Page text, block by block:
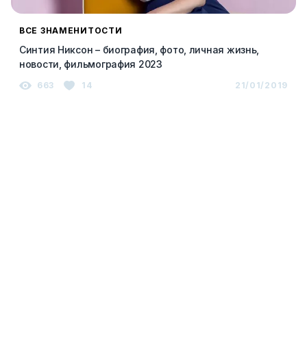
ВСЕ ЗНАМЕНИТОСТИ
Синтия Никсон – биография, фото, личная жизнь,
новости, фильмография 2023
663 14 21/01/2019